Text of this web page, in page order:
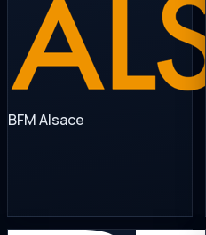
BFM Alsace